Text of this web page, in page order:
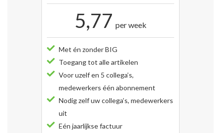
5,77 per week
Met én zonder BIG
Toegang tot alle artikelen
Voor uzelf en 5 collega’s,
medewerkers één abonnement
Nodig zelf uw collega’s, medewerkers
uit
Eén jaarlijkse factuur